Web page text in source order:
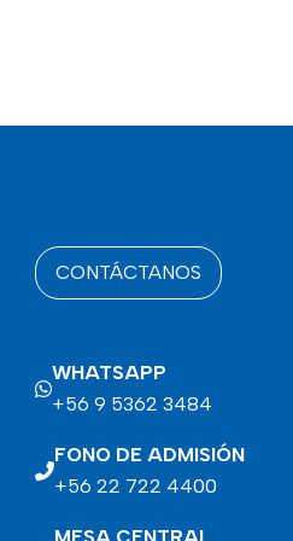
CONTÁCTANOS
WHATSAPP
+56 9 5362 3484
FONO DE ADMISIÓN
+56 22 722 4400
MESA CENTRAL